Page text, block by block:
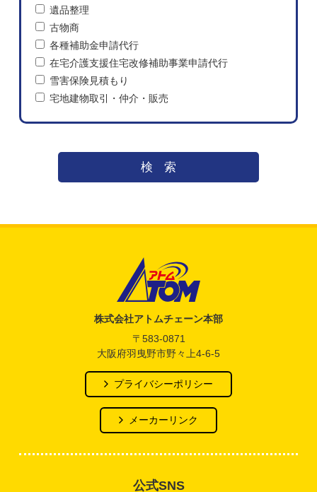
遺品整理
古物商
各種補助金申請代行
在宅介護支援住宅改修補助事業申請代行
雪害保険見積もり
宅地建物取引・仲介・販売
検索
株式会社アトムチェーン本部
〒583-0871
大阪府羽曳野市野々上4-6-5
プライバシーポリシー
メーカーリンク
公式SNS